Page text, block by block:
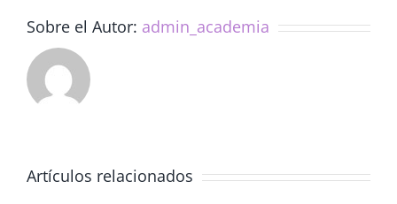
Sobre el Autor: admin_academia
Artículos relacionados